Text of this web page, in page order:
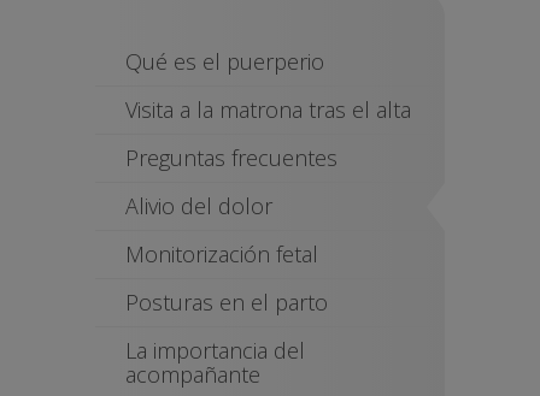
Qué es el puerperio
Visita a la matrona tras el alta
Preguntas frecuentes
Alivio del dolor
Monitorización fetal
Posturas en el parto
La importancia del
acompañante